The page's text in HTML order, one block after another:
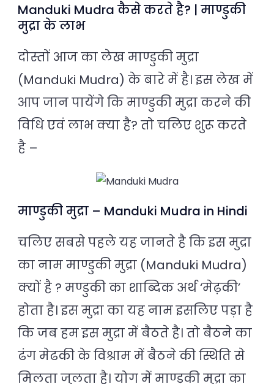
Manduki Mudra कैसे करते है? | माण्डुकी
मुद्रा के लाभ
दोस्तों आज का लेख माण्डुकी मुद्रा
(Manduki Mudra) के बारे में है। इस लेख में
आप जान पायेंगे कि माण्डुकी मुद्रा करने की
विधि एवं लाभ क्या है? तो चलिए शुरू करते
है –
माण्डुकी मुद्रा – Manduki Mudra in Hindi
चलिए सबसे पहले यह जानते है कि इस मुद्रा
का नाम माण्डुकी मुद्रा (Manduki Mudra)
क्यों है ? मण्डुकी का शाब्दिक अर्थ ‘मेढ़की’
होता है। इस मुद्रा का यह नाम इसलिए पड़ा है
कि जब हम इस मुद्रा में बैठते है। तो बैठने का
ढंग मेढकी के विश्राम में बैठने की स्थिति से
मिलता जुलता है। योग में माण्डुकी मुद्रा का